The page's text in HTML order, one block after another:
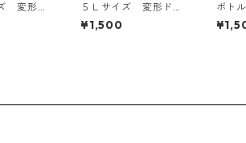
変形ド
ウタイ
ホワイ
５Ｌサイズ 変形ドッ
ト 花柄 ボウタイブ
ラウス オフホワイ
¥1,500
ボト
カッ
スタ